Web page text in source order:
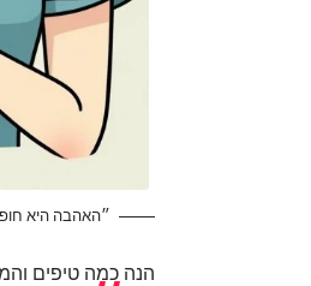
״האהבה היא
הנה כמה טיפים